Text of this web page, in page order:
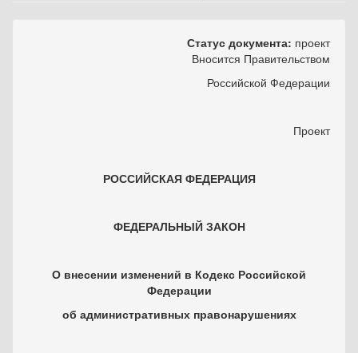
Статус документа: проект
Вносится Правительством
Российской Федерации
Проект
РОССИЙСКАЯ ФЕДЕРАЦИЯ
ФЕДЕРАЛЬНЫЙ ЗАКОН
О внесении изменений в Кодекс Российской
Федерации
об административных правонарушениях